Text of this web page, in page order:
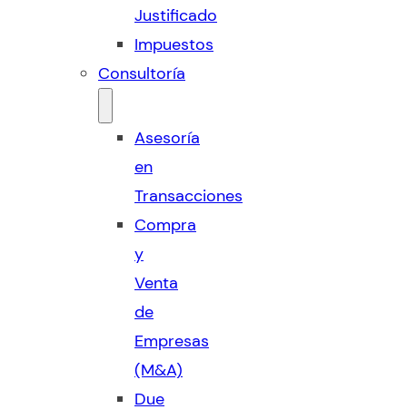
Justificado
Impuestos
Consultoría
Asesoría
en
Transacciones
Compra
y
Venta
de
Empresas
(M&A)
Due